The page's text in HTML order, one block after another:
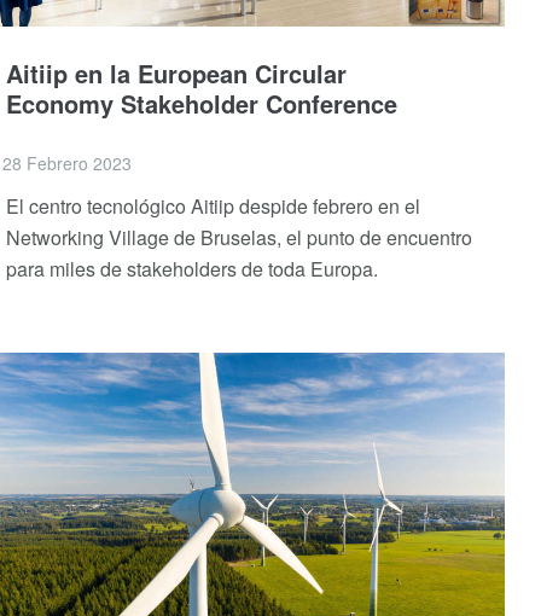
Aitiip en la European Circular
Economy Stakeholder Conference
28 Febrero 2023
El centro tecnológico Aitiip despide febrero en el
Networking Village de Bruselas, el punto de encuentro
para miles de stakeholders de toda Europa.